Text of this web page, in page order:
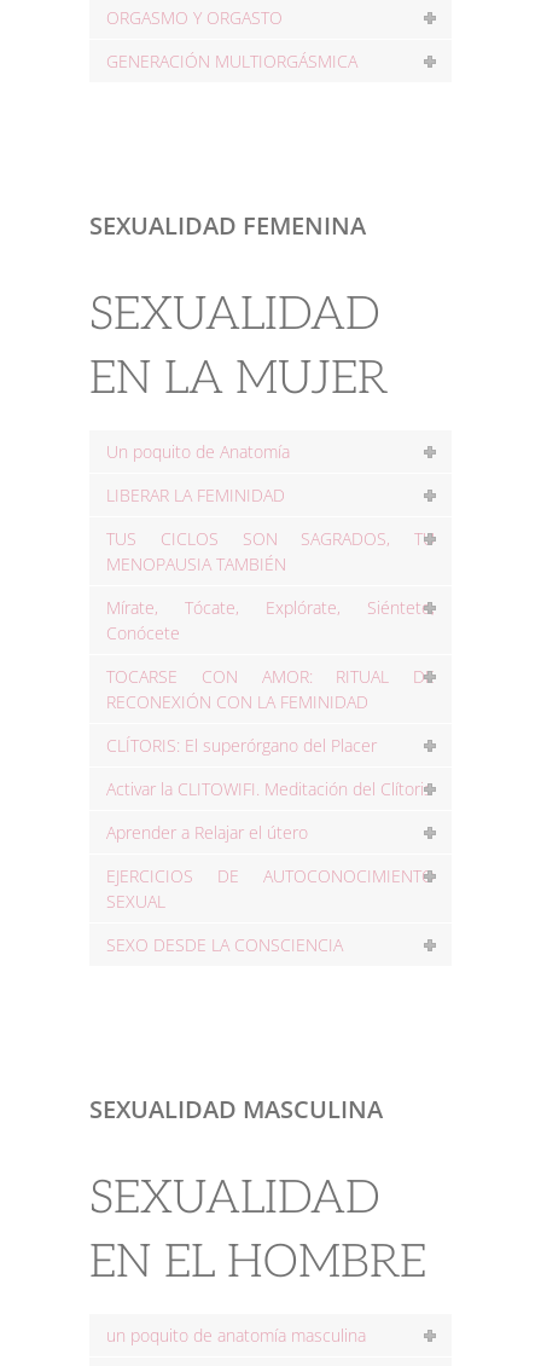
ORGASMO Y ORGASTO
GENERACIÓN MULTIORGÁSMICA
SEXUALIDAD FEMENINA
SEXUALIDAD
EN LA MUJER
Un poquito de Anatomía
LIBERAR LA FEMINIDAD
TUS CICLOS SON SAGRADOS, TU
MENOPAUSIA TAMBIÉN
Mírate, Tócate, Explórate, Siéntete,
Conócete
TOCARSE CON AMOR: RITUAL DE
RECONEXIÓN CON LA FEMINIDAD
CLÍTORIS: El superórgano del Placer
Activar la CLITOWIFI. Meditación del Clítoris
Aprender a Relajar el útero
EJERCICIOS DE AUTOCONOCIMIENTO
SEXUAL
SEXO DESDE LA CONSCIENCIA
SEXUALIDAD MASCULINA
SEXUALIDAD
EN EL HOMBRE
un poquito de anatomía masculina